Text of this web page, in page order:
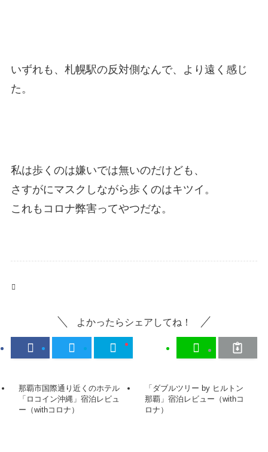
いずれも、札幌駅の反対側なんで、より遠く感じ
た。
私は歩くのは嫌いでは無いのだけども、
さすがにマスクしながら歩くのはキツイ。
これもコロナ弊害ってやつだな。
よかったらシェアしてね！
那覇市国際通り近くのホテル
「ロコイン沖縄」宿泊レビュ
ー（withコロナ）
「ダブルツリー by ヒルトン
那覇」宿泊レビュー（withコ
ロナ）